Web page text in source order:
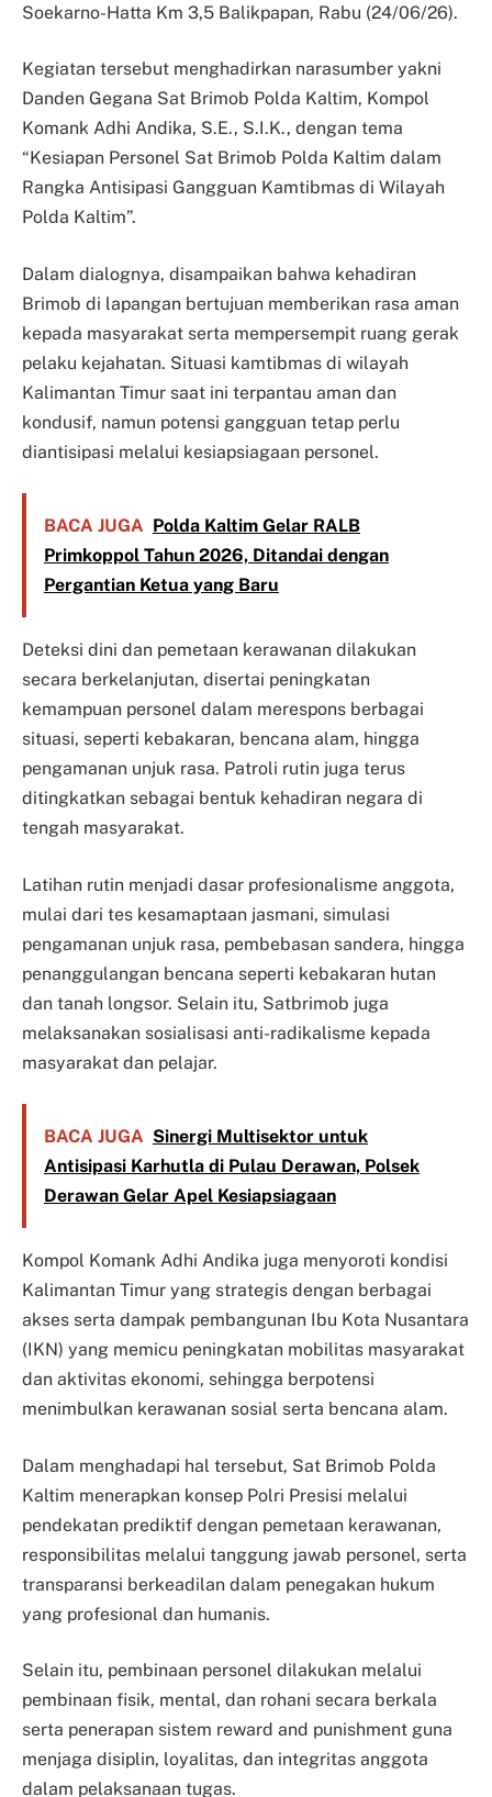
Soekarno-Hatta Km 3,5 Balikpapan, Rabu (24/06/26).
Kegiatan tersebut menghadirkan narasumber yakni
Danden Gegana Sat Brimob Polda Kaltim, Kompol
Komank Adhi Andika, S.E., S.I.K., dengan tema
“Kesiapan Personel Sat Brimob Polda Kaltim dalam
Rangka Antisipasi Gangguan Kamtibmas di Wilayah
Polda Kaltim”.
Dalam dialognya, disampaikan bahwa kehadiran
Brimob di lapangan bertujuan memberikan rasa aman
kepada masyarakat serta mempersempit ruang gerak
pelaku kejahatan. Situasi kamtibmas di wilayah
Kalimantan Timur saat ini terpantau aman dan
kondusif, namun potensi gangguan tetap perlu
diantisipasi melalui kesiapsiagaan personel.
BACA JUGA Polda Kaltim Gelar RALB
Primkoppol Tahun 2026, Ditandai dengan
Pergantian Ketua yang Baru
Deteksi dini dan pemetaan kerawanan dilakukan
secara berkelanjutan, disertai peningkatan
kemampuan personel dalam merespons berbagai
situasi, seperti kebakaran, bencana alam, hingga
pengamanan unjuk rasa. Patroli rutin juga terus
ditingkatkan sebagai bentuk kehadiran negara di
tengah masyarakat.
Latihan rutin menjadi dasar profesionalisme anggota,
mulai dari tes kesamaptaan jasmani, simulasi
pengamanan unjuk rasa, pembebasan sandera, hingga
penanggulangan bencana seperti kebakaran hutan
dan tanah longsor. Selain itu, Satbrimob juga
melaksanakan sosialisasi anti-radikalisme kepada
masyarakat dan pelajar.
BACA JUGA Sinergi Multisektor untuk
Antisipasi Karhutla di Pulau Derawan, Polsek
Derawan Gelar Apel Kesiapsiagaan
Kompol Komank Adhi Andika juga menyoroti kondisi
Kalimantan Timur yang strategis dengan berbagai
akses serta dampak pembangunan Ibu Kota Nusantara
(IKN) yang memicu peningkatan mobilitas masyarakat
dan aktivitas ekonomi, sehingga berpotensi
menimbulkan kerawanan sosial serta bencana alam.
Dalam menghadapi hal tersebut, Sat Brimob Polda
Kaltim menerapkan konsep Polri Presisi melalui
pendekatan prediktif dengan pemetaan kerawanan,
responsibilitas melalui tanggung jawab personel, serta
transparansi berkeadilan dalam penegakan hukum
yang profesional dan humanis.
Selain itu, pembinaan personel dilakukan melalui
pembinaan fisik, mental, dan rohani secara berkala
serta penerapan sistem reward and punishment guna
menjaga disiplin, loyalitas, dan integritas anggota
dalam pelaksanaan tugas.